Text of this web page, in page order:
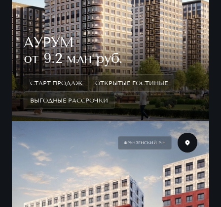
АУРУМ
от 9.2 млн руб.
СТАРТ ПРОДАЖ ОТКРЫТЫЕ ГОСТИНЫЕ
ВЫГОДНЫЕ РАССРОЧКИ
ФРУНЗЕНСКИЙ Р-Н